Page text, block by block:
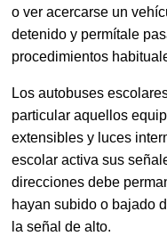
o ver acercarse un
detenido y permítale
procedimientos
Los autobuses
particular aquellos
extensibles y luces
escolar activa sus
direcciones debe
hayan subido o bajado
la señal de alto.